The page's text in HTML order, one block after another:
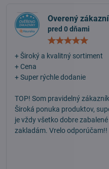
Overený
pred 0 dňami
+ Široký a kvalitný sortiment
+ Cena
+ Super rýchle dodanie
TOP! Som pravidelný
Široká ponuka produktov,
je vždy všetko dobre
zakladám. Vrelo odporúčam!!